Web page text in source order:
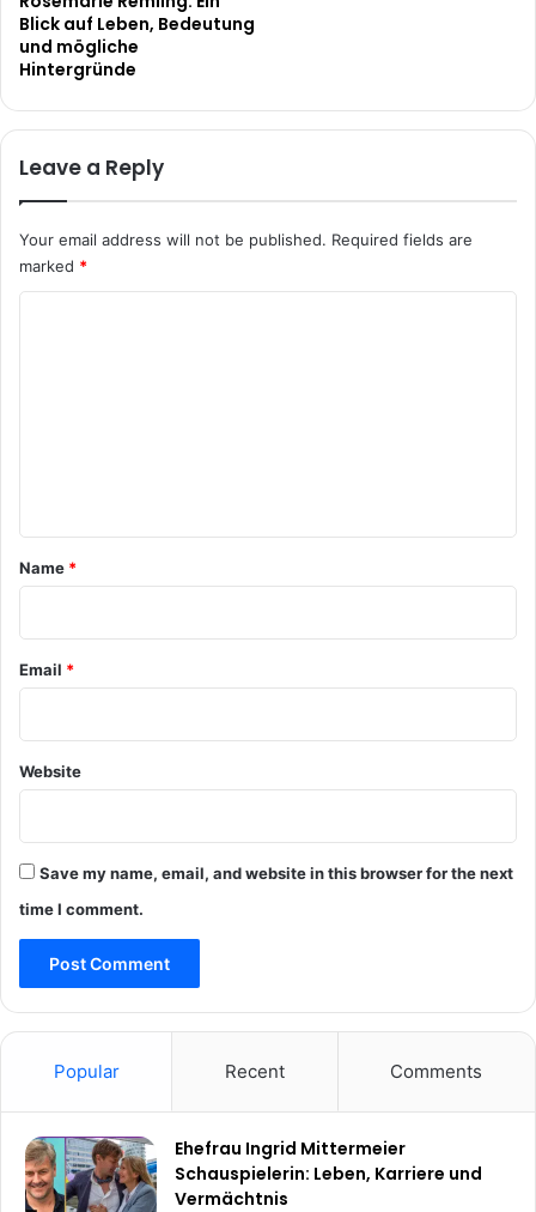
Blick auf Leben, Bedeutung
und mögliche
Hintergründe
Leave a Reply
Your email address will not be published. Required fields are
marked *
*
Name *
Email *
Website
Save my name, email, and website in this browser for the next
time I comment.
Popular Recent Comments
Ehefrau Ingrid Mittermeier
Schauspielerin: Leben, Karriere und
Vermächtnis